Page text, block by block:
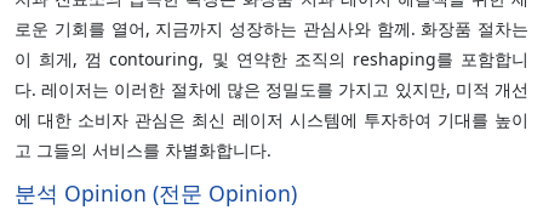
로운 기회를 열어, 지금까지 성장하는 관심사와 함께. 화장품 절차는
이 희게, 껌 contouring, 및 연약한 조직의 reshaping를 포함합니
다. 레이저는 이러한 절차에 많은 정밀도를 가지고 있지만, 미적 개선
에 대한 소비자 관심은 최신 레이저 시스템에 투자하여 기대를 높이
고 그들의 서비스를 차별화합니다.
분석 Opinion (전문 Opinion)